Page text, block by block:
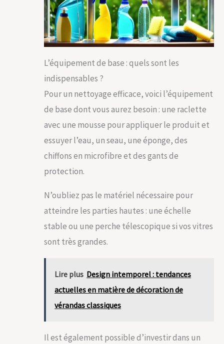
L’équipement de base : quels sont les
indispensables ?
Pour un nettoyage efficace, voici l’équipement
de base dont vous aurez besoin : une raclette
avec une mousse pour appliquer le produit et
essuyer l’eau, un seau, une éponge, des
chiffons en microfibre et des gants de
protection.
N’oubliez pas le matériel nécessaire pour
atteindre les parties hautes : une échelle
stable ou une perche télescopique si vos vitres
sont très grandes.
Lire plus Design intemporel : tendances
actuelles en matière de décoration de
vérandas classiques
Il est également possible d’investir dans un